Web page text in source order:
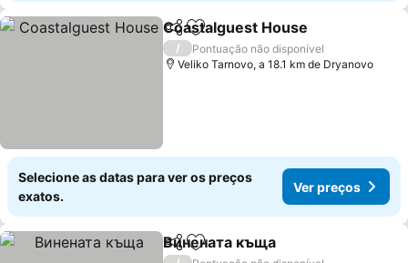
PartilharAdicionar aos favoritos
Coastalguest House
/
Pontuação não disponível
Veliko Tarnovo, a 18.1 km de Dryanovo
Selecione as datas para ver os preços
exatos.
Ver preços
PartilharAdicionar aos favoritos
Винената къща